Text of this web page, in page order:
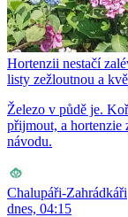
Hortenzii nestačí
listy zežloutnou a
Železo v půdě je.
přijmout, a hortenzie
návodu.
Chalupáři-Zahrádkáři
dnes, 04:15